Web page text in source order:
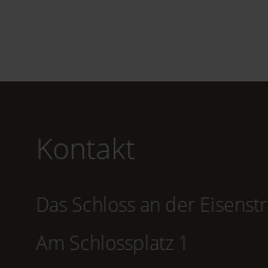
Kontakt
Das Schloss an der
Am Schlossplatz 1